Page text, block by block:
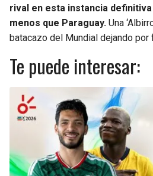
rival en esta instancia
menos que Paraguay. Una
batacazo del Mundial dejando por
Te puede interesar: